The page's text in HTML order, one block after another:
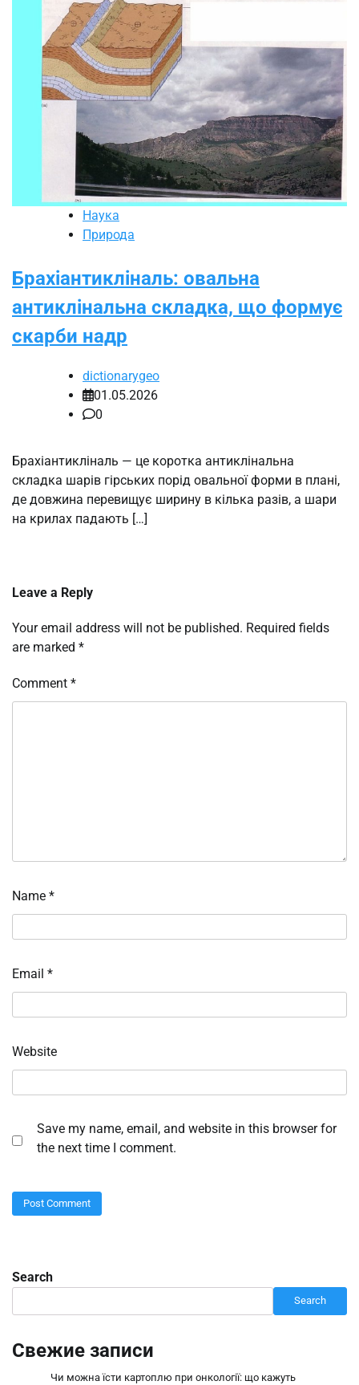
Наука
Природа
Брахіантикліналь: овальна
антиклінальна складка, що формує
скарби надр
dictionarygeo
01.05.2026
0
Брахіантикліналь — це коротка антиклінальна
складка шарів гірських порід овальної форми в плані,
де довжина перевищує ширину в кілька разів, а шари
на крилах падають […]
Leave a Reply
Your email address will not be published. Required fields
are marked *
Comment *
Name *
Email *
Website
Save my name, email, and website in this browser for
the next time I comment.
Search
Search
Свежие записи
Чи можна їсти картоплю при онкології: що кажуть